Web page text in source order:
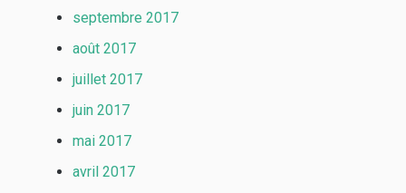
septembre 2017
août 2017
juillet 2017
juin 2017
mai 2017
avril 2017